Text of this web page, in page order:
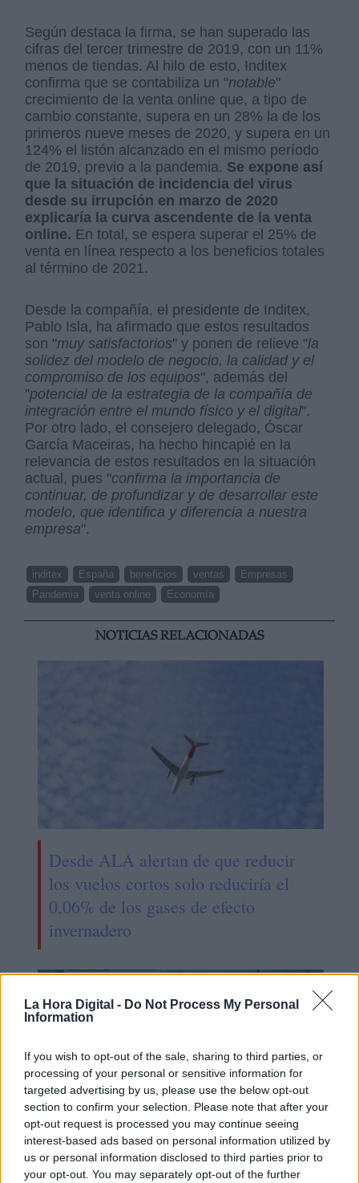
La Hora Digital - Do Not Process My Personal
Information
If you wish to opt-out of the sale, sharing to third parties, or
processing of your personal or sensitive information for
targeted advertising by us, please use the below opt-out
section to confirm your selection. Please note that after your
opt-out request is processed you may continue seeing
interest-based ads based on personal information utilized by
us or personal information disclosed to third parties prior to
your opt-out. You may separately opt-out of the further
Según destaca la firma, se han superado las
cifras del tercer trimestre de 2019, con un 11%
menos de tiendas. Al hilo de esto, Inditex
confirma que se contabiliza un "notable"
crecimiento de la venta online que, a tipo de
cambio constante, supera en un 28% la de los
primeros nueve meses de 2020, y supera en un
124% el listón alcanzado en el mismo período
de 2019, previo a la pandemia. Se expone así
que la situación de incidencia del virus
desde su irrupción en marzo de 2020
explicaría la curva ascendente de la venta
online. En total, se espera superar el 25% de
venta en línea respecto a los beneficios totales
al término de 2021.
Desde la compañía, el presidente de Inditex,
Pablo Isla, ha afirmado que estos resultados
son "muy satisfactorios" y ponen de relieve "la
solidez del modelo de negocio, la calidad y el
compromiso de los equipos", además del
"potencial de la estrategia de la compañía de
integración entre el mundo físico y el digital".
Por otro lado, el consejero delegado, Óscar
García Maceiras, ha hecho hincapié en la
relevancia de estos resultados en la situación
actual, pues "confirma la importancia de
continuar, de profundizar y de desarrollar este
modelo, que identifica y diferencia a nuestra
empresa".
inditex España beneficios ventas
Empresas
Pandemia
venta online Economía
NOTICIAS RELACIONADAS
Desde ALA alertan de que reducir
los vuelos cortos solo reduciría el
0,06% de los gases de efecto
invernadero
Una nueva Estrategia para generar